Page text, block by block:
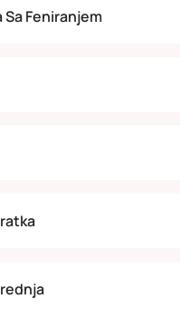
Feniranjem